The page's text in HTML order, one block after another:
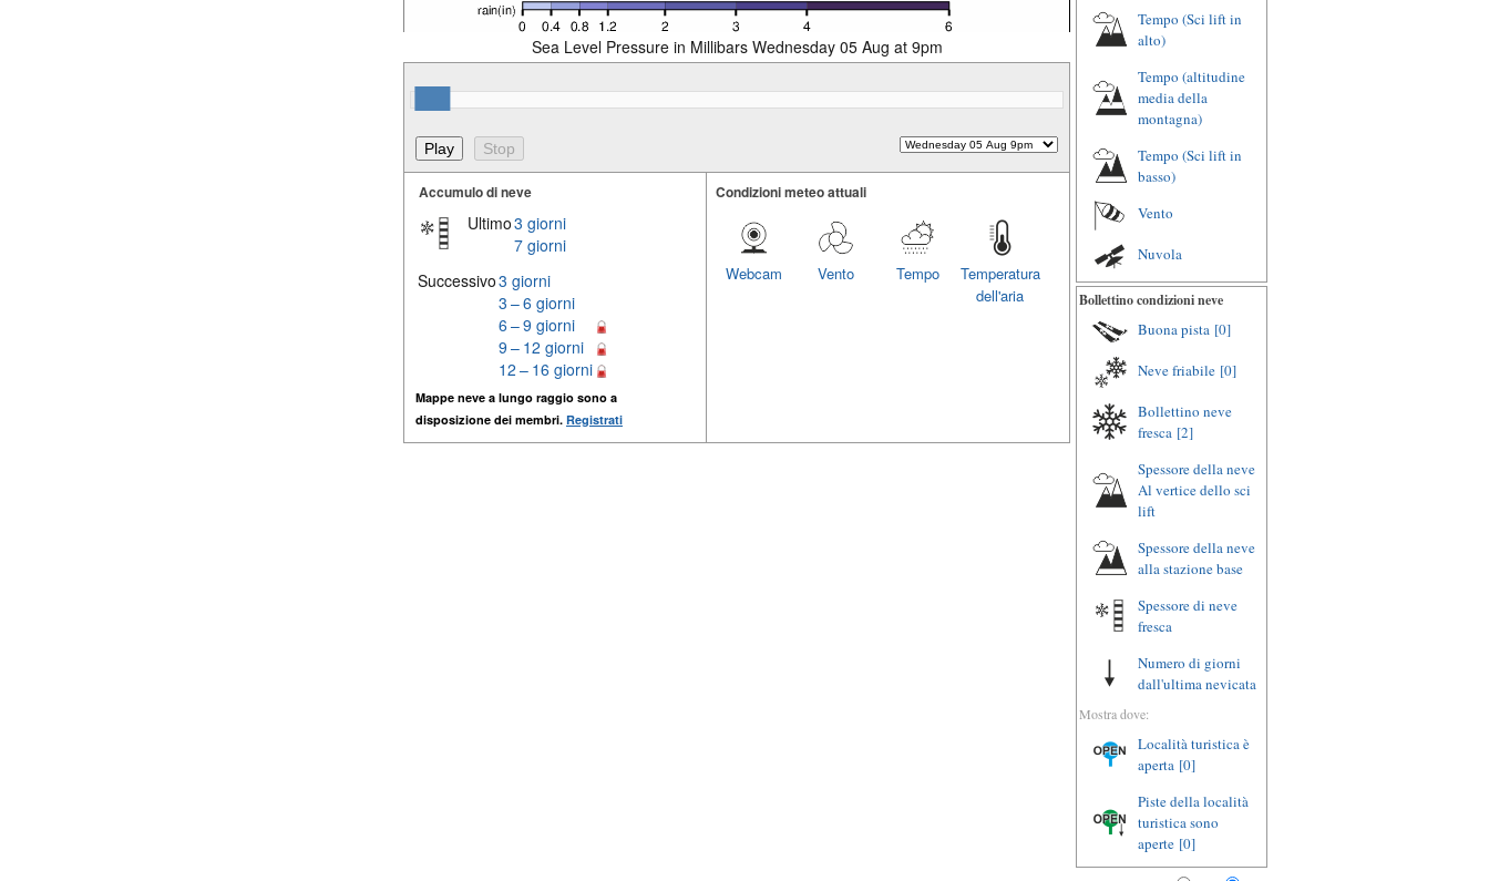
Sea Level Pressure in Millibars Wednesday 05 Aug at 9pm
Accumulo di neve
Ultimo3 giorni
7 giorni
Successivo3 giorni
3 – 6 giorni
6 – 9 giorni
9 – 12 giorni
12 – 16 giorni
Mappe neve a lungo raggio sono a
disposizione dei membri. Registrati
Condizioni meteo attuali
Temperatura
dell'aria
Tempo
Vento
Webcam
Tempo (Sci lift in
alto)
Tempo (altitudine
media della
montagna)
Tempo (Sci lift in
basso)
Vento
Nuvola
Bollettino condizioni neve
Buona pista [0]
Neve friabile [0]
Bollettino neve
fresca [2]
Spessore della neve
Al vertice dello sci
lift
Spessore della neve
alla stazione base
Spessore di neve
fresca
Numero di giorni
dall'ultima nevicata
Mostra dove:
Località turistica è
aperta [0]
Piste della località
turistica sono
aperte [0]